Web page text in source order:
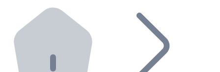
Distributeurs automatiques Bitnovo
Intégrez un ATM Bitnovo dans votre entreprise et
API Bitnovo